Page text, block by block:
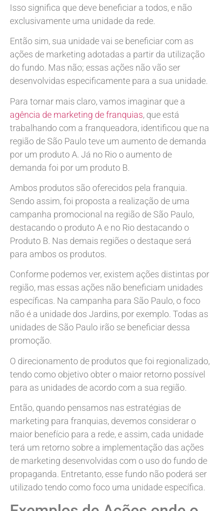
Isso significa que deve beneficiar a todos, e não
exclusivamente uma unidade da rede.
Então sim, sua unidade vai se beneficiar com as
ações de marketing adotadas a partir da utilização
do fundo. Mas não; essas ações não vão ser
desenvolvidas especificamente para a sua unidade.
Para tornar mais claro, vamos imaginar que a
agência de marketing de franquias, que está
trabalhando com a franqueadora, identificou que na
região de São Paulo teve um aumento de demanda
por um produto A. Já no Rio o aumento de
demanda foi por um produto B.
Ambos produtos são oferecidos pela franquia.
Sendo assim, foi proposta a realização de uma
campanha promocional na região de São Paulo,
destacando o produto A e no Rio destacando o
Produto B. Nas demais regiões o destaque será
para ambos os produtos.
Conforme podemos ver, existem ações distintas por
região, mas essas ações não beneficiam unidades
específicas. Na campanha para São Paulo, o foco
não é a unidade dos Jardins, por exemplo. Todas as
unidades de São Paulo irão se beneficiar dessa
promoção.
O direcionamento de produtos que foi regionalizado,
tendo como objetivo obter o maior retorno possível
para as unidades de acordo com a sua região.
Então, quando pensamos nas estratégias de
marketing para franquias, devemos considerar o
maior benefício para a rede, e assim, cada unidade
terá um retorno sobre a implementação das ações
de marketing desenvolvidas com o uso do fundo de
propaganda. Entretanto, esse fundo não poderá ser
utilizado tendo como foco uma unidade específica.